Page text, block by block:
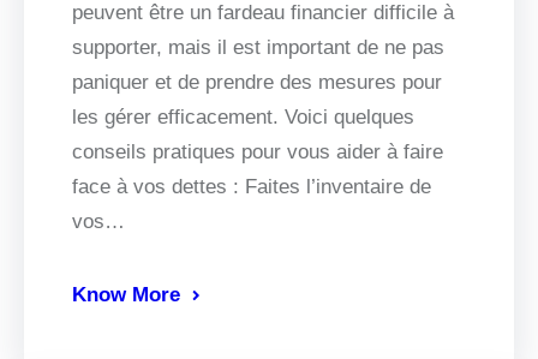
peuvent être un fardeau financier difficile à
supporter, mais il est important de ne pas
paniquer et de prendre des mesures pour
les gérer efficacement. Voici quelques
conseils pratiques pour vous aider à faire
face à vos dettes : Faites l’inventaire de
vos…
Know More